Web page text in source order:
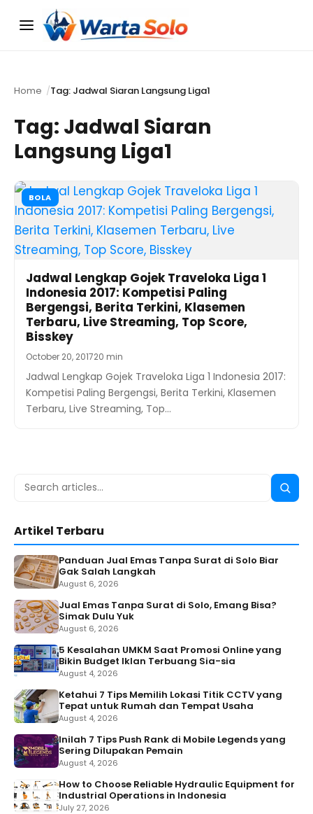
Menu
Home Tag: Jadwal Siaran Langsung Liga1
Tag: Jadwal Siaran
Langsung Liga1
BOLA
Jadwal Lengkap Gojek Traveloka Liga 1
Indonesia 2017: Kompetisi Paling
Bergengsi, Berita Terkini, Klasemen
Terbaru, Live Streaming, Top Score,
Bisskey
October 20, 201720 min
Jadwal Lengkap Gojek Traveloka Liga 1 Indonesia 2017:
Kompetisi Paling Bergengsi, Berita Terkini, Klasemen
Terbaru, Live Streaming, Top…
Search
Search
Artikel Terbaru
Panduan Jual Emas Tanpa Surat di Solo Biar
Gak Salah Langkah
August 6, 2026
Jual Emas Tanpa Surat di Solo, Emang Bisa?
Simak Dulu Yuk
August 6, 2026
5 Kesalahan UMKM Saat Promosi Online yang
Bikin Budget Iklan Terbuang Sia-sia
August 4, 2026
Ketahui 7 Tips Memilih Lokasi Titik CCTV yang
Tepat untuk Rumah dan Tempat Usaha
August 4, 2026
Inilah 7 Tips Push Rank di Mobile Legends yang
Sering Dilupakan Pemain
August 4, 2026
How to Choose Reliable Hydraulic Equipment for
Industrial Operations in Indonesia
July 27, 2026